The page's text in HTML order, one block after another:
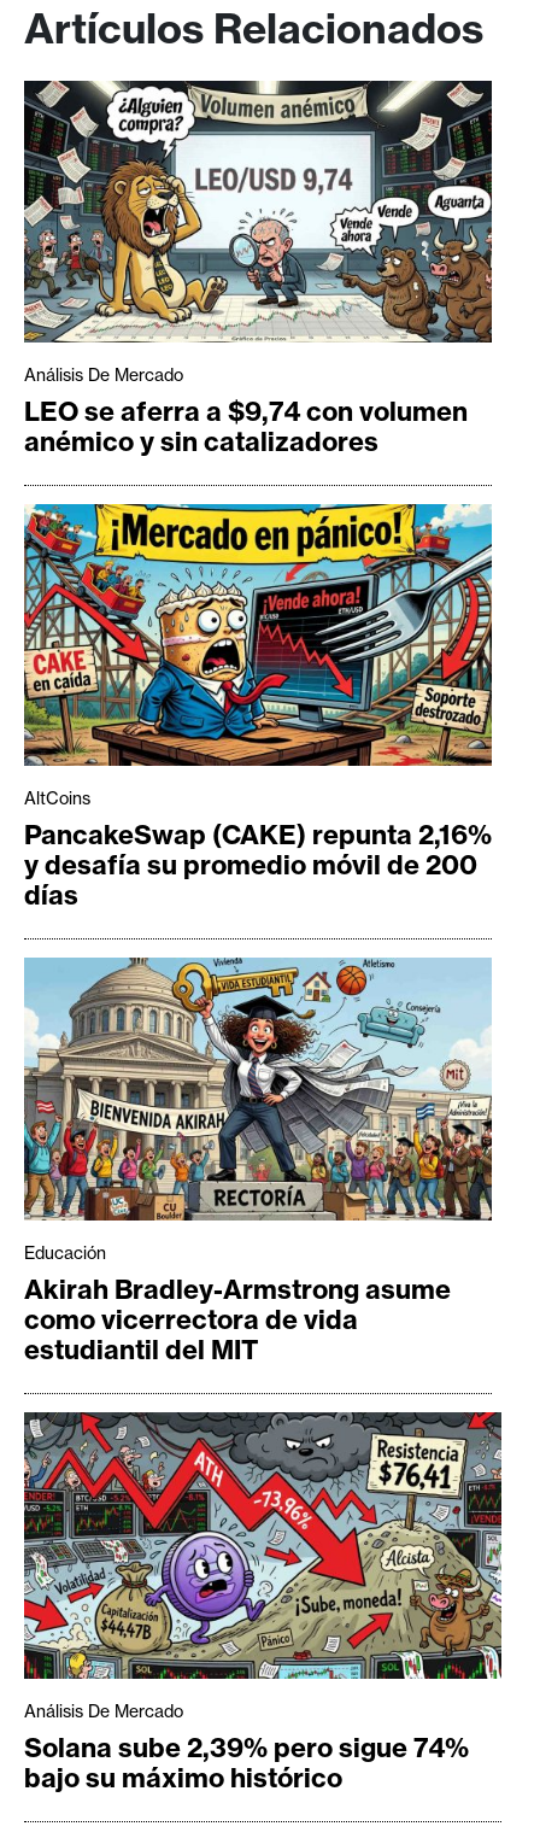
Artículos Relacionados
Análisis De Mercado
LEO se aferra a $9,74 con volumen
anémico y sin catalizadores
AltCoins
PancakeSwap (CAKE) repunta 2,16%
y desafía su promedio móvil de 200
días
Educación
Akirah Bradley-Armstrong asume
como vicerrectora de vida
estudiantil del MIT
Análisis De Mercado
Solana sube 2,39% pero sigue 74%
bajo su máximo histórico